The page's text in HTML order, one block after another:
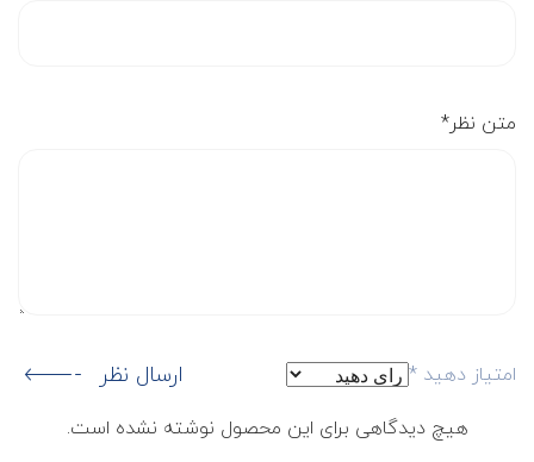
متن نظر*
امتیاز دهید * ارسال نظر
هیچ دیدگاهی برای این محصول نوشته نشده است.